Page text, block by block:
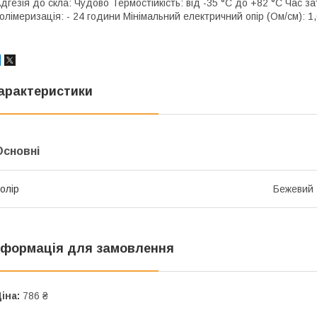
до скла: Чудово Термостійкість: від -35 °C до +82 °C Час
- 24 години Мінімальний електричний опір (Ом/см):
Бежевий
для замовлення
786 ₴